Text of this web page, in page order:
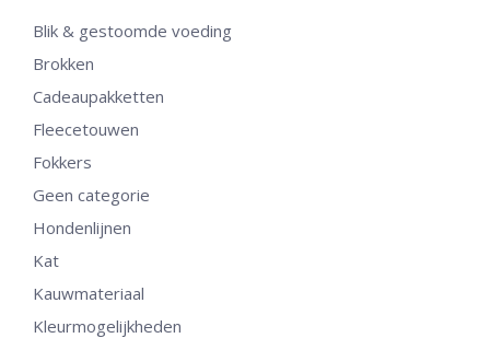
Blik & gestoomde voeding
Brokken
Cadeaupakketten
Fleecetouwen
Fokkers
Geen categorie
Hondenlijnen
Kat
Kauwmateriaal
Kleurmogelijkheden